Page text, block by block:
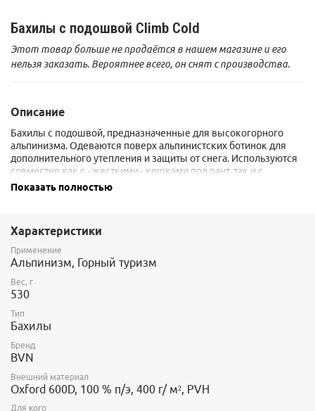
Бахилы с подошвой Climb Cold
Этот товар больше не продаётся в нашем магазине и его
нельзя заказать. Вероятнее всего, он снят с производства.
Описание
Бахилы c подошвой, предназначенные для высокогорного
альпинизма. Одеваются поверх альпинистских ботинок для
дополнительного утепления и защиты от снега. Используются
совместно как с «жесткими» кошками под рант, так и с
эластичным креплением. Отличаются от
подошвы обуви:
РазмерВес,г
подошвы,см
части,см
S
M
L
Показать полностью
Характеристики
Применение
Альпинизм, Горный туризм
Вес, г
530
Тип
Бахилы
Бренд
BVN
Внешний материал
Oxford 600D, 100 % п/э, 400 г/ м², PVH
Для кого